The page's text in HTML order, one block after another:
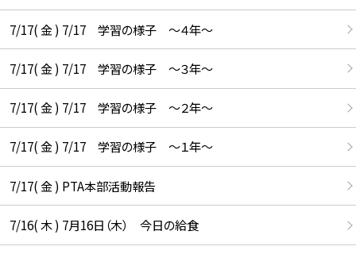
7/17( 金 ) 7/17 学習の様子 ～４年～
7/17( 金 ) 7/17 学習の様子 ～３年～
7/17( 金 ) 7/17 学習の様子 ～２年～
7/17( 金 ) 7/17 学習の様子 ～１年～
7/17( 金 ) PTA本部活動報告
7/16( 木 ) 7月16日（木） 今日の給食